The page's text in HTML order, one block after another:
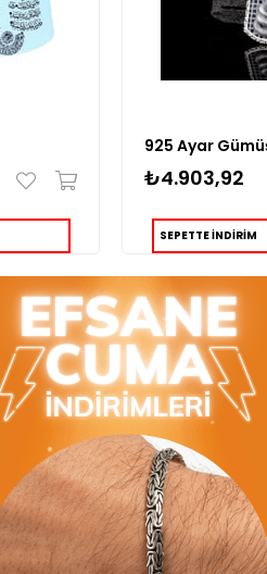
₺4.903,92
SEPETTE İNDİRİM